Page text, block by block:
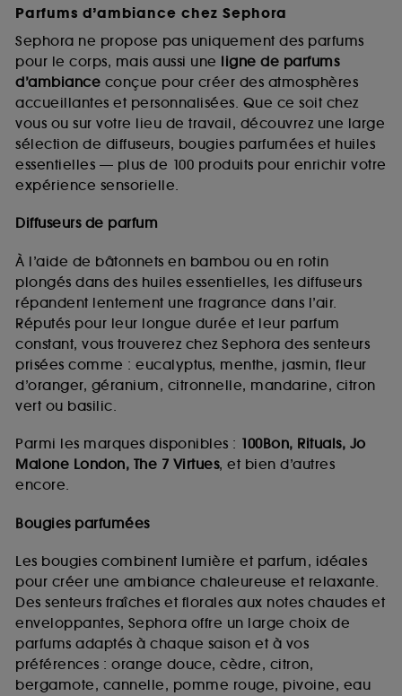
Parfums d’ambiance chez Sephora
Sephora ne propose pas uniquement des parfums
pour le corps, mais aussi une ligne de parfums
d’ambiance conçue pour créer des atmosphères
accueillantes et personnalisées. Que ce soit chez
vous ou sur votre lieu de travail, découvrez une large
sélection de diffuseurs, bougies parfumées et huiles
essentielles — plus de 100 produits pour enrichir votre
expérience sensorielle.
Diffuseurs de parfum
À l’aide de bâtonnets en bambou ou en rotin
plongés dans des huiles essentielles, les diffuseurs
répandent lentement une fragrance dans l’air.
Réputés pour leur longue durée et leur parfum
constant, vous trouverez chez Sephora des senteurs
prisées comme : eucalyptus, menthe, jasmin, fleur
d’oranger, géranium, citronnelle, mandarine, citron
vert ou basilic.
Parmi les marques disponibles : 100Bon, Rituals, Jo
Malone London, The 7 Virtues, et bien d’autres
encore.
Bougies parfumées
Les bougies combinent lumière et parfum, idéales
pour créer une ambiance chaleureuse et relaxante.
Des senteurs fraîches et florales aux notes chaudes et
enveloppantes, Sephora offre un large choix de
parfums adaptés à chaque saison et à vos
préférences : orange douce, cèdre, citron,
bergamote, cannelle, pomme rouge, pivoine, eau